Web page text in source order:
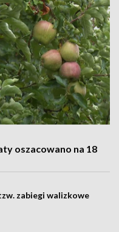
oszacowano na 18
zabiegi walizkowe